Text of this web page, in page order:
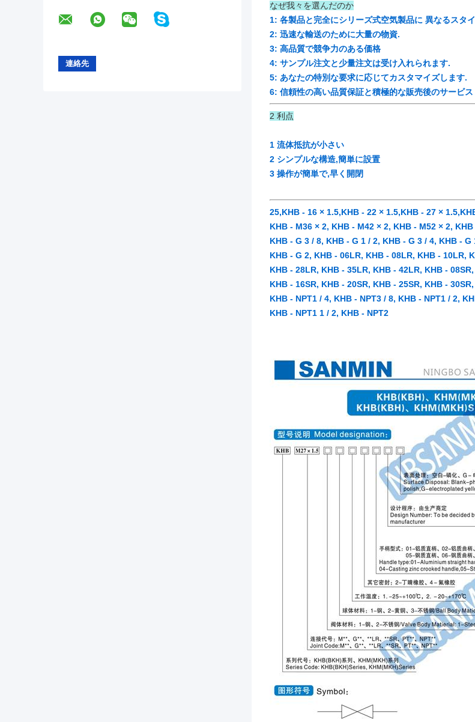
なぜ我々を選んだのか
1: 各製品と完全にシリーズ式空気製品に 異なるスタ
2: 迅速な輸送のために大量の物資.
3: 高品質で競争力のある価格
4: サンプル注文と少量注文は受け入れられます.
5: あなたの特別な要求に応じてカスタマイズします.
6: 信頼性の高い品質保証と積極的な販売後のサービス
2 利点
1 流体抵抗が小さい
2 シンプルな構造,簡単に設置
3 操作が簡単で,早く開閉
25,KHB - 16 × 1.5,KHB - 22 × 1.5,KHB - 27 ×
KHB - M36 × 2, KHB - M42 × 2, KHB - M52 × 2,
KHB - G 3 / 8, KHB - G 1 / 2, KHB - G 3 / 4, KHB -
KHB - G 2, KHB - 06LR, KHB - 08LR, KHB - 10LR,
KHB - 28LR, KHB - 35LR, KHB - 42LR, KHB -
KHB - 16SR, KHB - 20SR, KHB - 25SR, KHB -
KHB - NPT1 / 4, KHB - NPT3 / 8, KHB - NPT1 / 2,
KHB - NPT1 1 / 2, KHB - NPT2